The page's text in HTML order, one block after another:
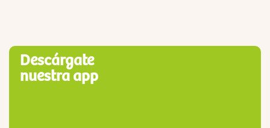
Descárgate
nuestra app